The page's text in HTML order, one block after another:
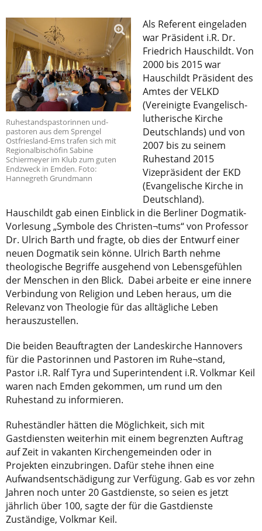
Ruhestandspastorinnen und-
pastoren aus dem Sprengel
Ostfriesland-Ems trafen sich mit
Regionalbischöfin Sabine
Schiermeyer im Klub zum guten
Endzweck in Emden. Foto:
Hannegreth Grundmann
Als Referent eingeladen
war Präsident i.R. Dr.
Friedrich Hauschildt. Von
2000 bis 2015 war
Hauschildt Präsident des
Amtes der VELKD
(Vereinigte Evangelisch-
lutherische Kirche
Deutschlands) und von
2007 bis zu seinem
Ruhestand 2015
Vizepräsident der EKD
(Evangelische Kirche in
Deutschland).
Hauschildt gab einen Einblick in die Berliner Dogmatik-
Vorlesung „Symbole des Christen¬tums“ von Professor
Dr. Ulrich Barth und fragte, ob dies der Entwurf einer
neuen Dogmatik sein könne. Ulrich Barth nehme
theologische Begriffe ausgehend von Lebensgefühlen
der Menschen in den Blick. Dabei arbeite er eine innere
Verbindung von Religion und Leben heraus, um die
Relevanz von Theologie für das alltägliche Leben
herauszustellen.
Die beiden Beauftragten der Landeskirche Hannovers
für die Pastorinnen und Pastoren im Ruhe¬stand,
Pastor i.R. Ralf Tyra und Superintendent i.R. Volkmar Keil
waren nach Emden gekommen, um rund um den
Ruhestand zu informieren.
Ruheständler hätten die Möglichkeit, sich mit
Gastdiensten weiterhin mit einem begrenzten Auftrag
auf Zeit in vakanten Kirchengemeinden oder in
Projekten einzubringen. Dafür stehe ihnen eine
Aufwandsentschädigung zur Verfügung. Gab es vor zehn
Jahren noch unter 20 Gastdienste, so seien es jetzt
jährlich über 100, sagte der für die Gastdienste
Zuständige, Volkmar Keil.